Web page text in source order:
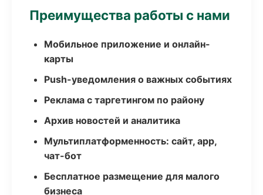
Преимущества работы с нами
Мобильное приложение и онлайн-
карты
Push-уведомления о важных событиях
Реклама с таргетингом по району
Архив новостей и аналитика
Мультиплатформенность: сайт, app,
чат-бот
Бесплатное размещение для малого
бизнеса